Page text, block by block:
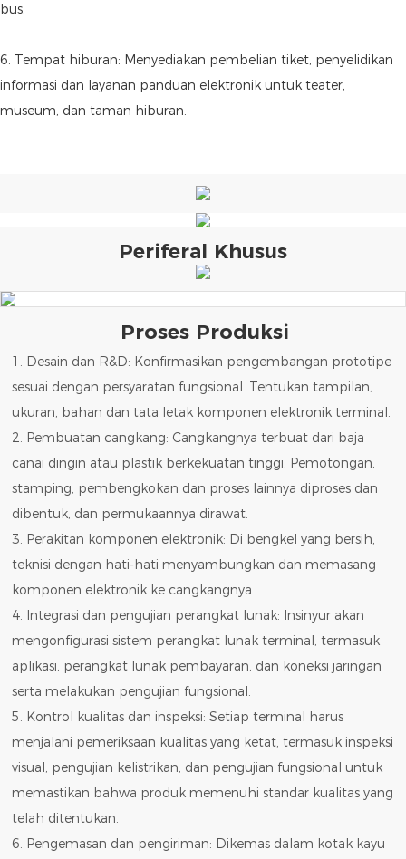
bus.
6. Tempat hiburan: Menyediakan pembelian tiket, penyelidikan
informasi dan layanan panduan elektronik untuk teater,
museum, dan taman hiburan.
Periferal Khusus
Proses Produksi
1. Desain dan R&D: Konfirmasikan pengembangan prototipe
sesuai dengan persyaratan fungsional. Tentukan tampilan,
ukuran, bahan dan tata letak komponen elektronik terminal.
2. Pembuatan cangkang: Cangkangnya terbuat dari baja
canai dingin atau plastik berkekuatan tinggi. Pemotongan,
stamping, pembengkokan dan proses lainnya diproses dan
dibentuk, dan permukaannya dirawat.
3. Perakitan komponen elektronik: Di bengkel yang bersih,
teknisi dengan hati-hati menyambungkan dan memasang
komponen elektronik ke cangkangnya.
4. Integrasi dan pengujian perangkat lunak: Insinyur akan
mengonfigurasi sistem perangkat lunak terminal, termasuk
aplikasi, perangkat lunak pembayaran, dan koneksi jaringan
serta melakukan pengujian fungsional.
5. Kontrol kualitas dan inspeksi: Setiap terminal harus
menjalani pemeriksaan kualitas yang ketat, termasuk inspeksi
visual, pengujian kelistrikan, dan pengujian fungsional untuk
memastikan bahwa produk memenuhi standar kualitas yang
telah ditentukan.
6. Pengemasan dan pengiriman: Dikemas dalam kotak kayu